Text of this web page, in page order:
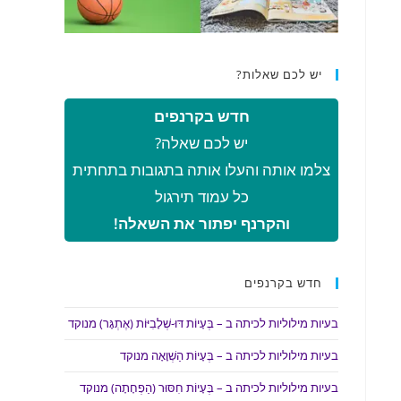
יש לכם שאלות?
חדש בקרנפים
יש לכם שאלה?
צלמו אותה והעלו אותה בתגובות בתחתית
כל עמוד תירגול
והקרנף יפתור את השאלה!
חדש בקרנפים
בעיות מילוליות לכיתה ב – בְּעָיוֹת דּוּ-שְׁלָבִיּוֹת (אֶתְגָּר) מנוקד
בעיות מילוליות לכיתה ב – בְּעָיוֹת הַשְׁוָאָה מנוקד
בעיות מילוליות לכיתה ב – בְּעָיוֹת חִסּוּר (הַפְחָתָה) מנוקד